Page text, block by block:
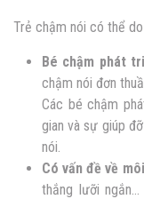
Trẻ chậm nói có thể
Bé chậm phát
chậm nói đơn
Các bé chậm
gian và sự giúp
nói.
Có vấn đề về
thắng lưỡi